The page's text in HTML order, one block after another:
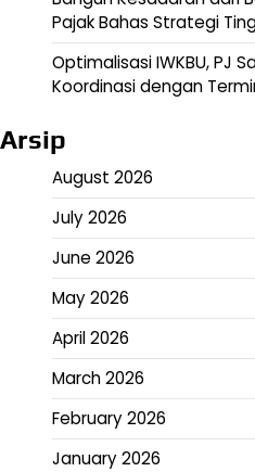
Pajak Bahas Strategi
Optimalisasi IWKBU, PJ
Koordinasi dengan
Arsip
August 2026
July 2026
June 2026
May 2026
April 2026
March 2026
February 2026
January 2026